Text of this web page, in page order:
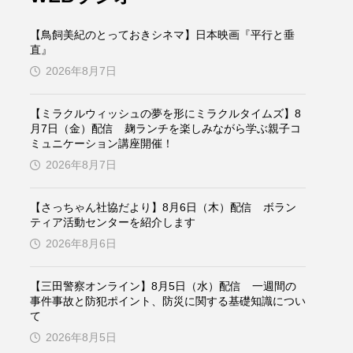
トム・ヒドルストン
バッド・ジーニアス
ヒョン・ウソク
ン・オズペテク
フランス フランス映画
ブレーメンの音楽隊
【鳥飼美紀のとっておきシネマ】日本映画『平行と垂
直』
2026年8月7日
【ミラクルウィッシュの夢を形にミラクルタイムズ】8
月7日（金）配信 麹ランチを楽しみながら学ぶ親子コ
ミュニケーション講座開催！
2026年8月7日
【さっちゃん社協だより】8月6日（木）配信 ボラン
ティア活動センターを紹介します
2026年8月6日
【三田警察オンライン】8月5日（水）配信 一週間の
事件事故と防犯ポイント、防災に関する基礎知識につい
て
2026年8月5日